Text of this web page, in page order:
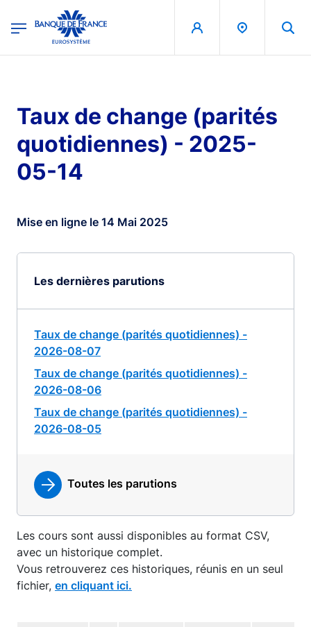
Banque de France - Menu Principal
Taux de change (parités
quotidiennes) - 2025-
05-14
Mise en ligne le 14 Mai 2025
Les dernières parutions
Taux de change (parités quotidiennes) -
2026-08-07
Taux de change (parités quotidiennes) -
2026-08-06
Taux de change (parités quotidiennes) -
2026-08-05
Toutes les parutions
Les cours sont aussi disponibles au format CSV,
avec un historique complet.
Vous retrouverez ces historiques, réunis en un seul
fichier, en cliquant ici.